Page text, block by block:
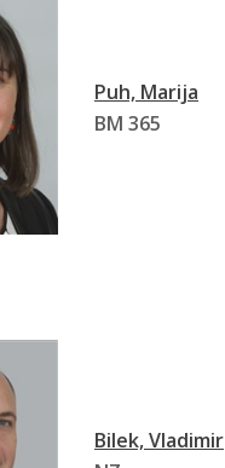
Puh, Marija
BM 365
Bilek, Vladimir